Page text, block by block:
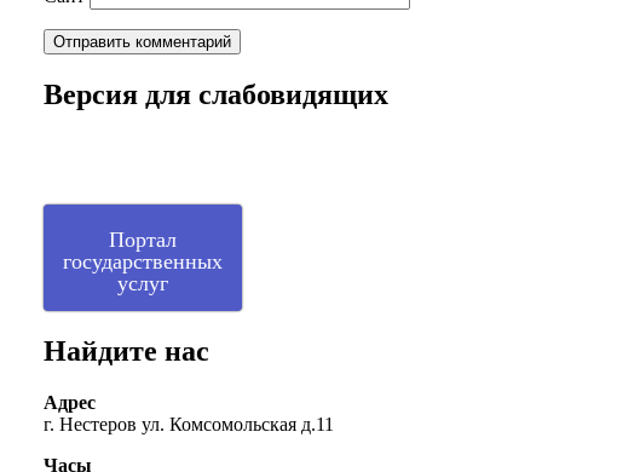
Версия для слабовидящих
Портал
государственных
услуг
Найдите нас
Адрес
г. Нестеров ул. Комсомольская д.11
Часы